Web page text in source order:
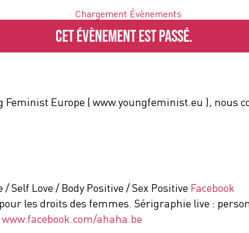
Cet évènement est passé.
Feminist Europe ( www.youngfeminist.eu ), nous
Love / Body Positive / Sex Positive Facebook
les droits des femmes. Sérigraphie live :
www.facebook.com/ahaha.be